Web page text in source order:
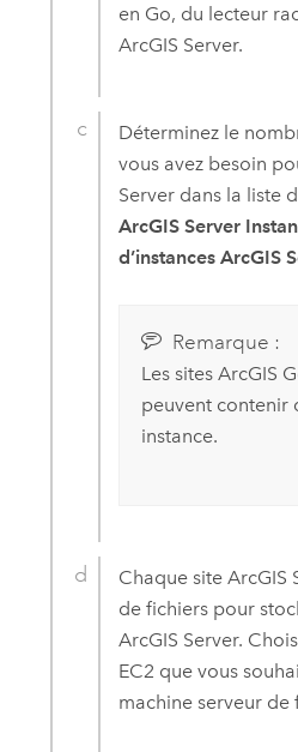
en Go, du lecteur
ArcGIS Server.
Déterminez le
vous avez besoin
Server dans la liste
ArcGIS Server
d’instances ArcGIS
Remarque :
Les sites ArcGIS
peuvent contenir
instance.
Chaque siteArcGIS
de fichiers pour
ArcGIS Server.
EC2 que vous
machine serveur de